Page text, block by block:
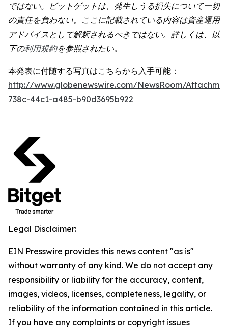
ではない。ビットゲットは、発生しうる損失について一切
の責任を負わない。ここに記載されている内容は資産運用
アドバイスとして解釈されるべきではない。詳しくは、以
下の利用規約を参照されたい。
本発表に付随する写真はこちらから入手可能：
http://www.globenewswire.com/NewsRoom/
738c-44c1-a485-b90d3695b922
Legal Disclaimer:
EIN Presswire provides this news content "as is"
without warranty of any kind. We do not accept any
responsibility or liability for the accuracy, content,
images, videos, licenses, completeness, legality, or
reliability of the information contained in this article.
If you have any complaints or copyright issues